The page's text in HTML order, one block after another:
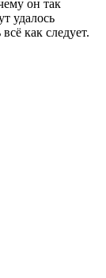
он так
удалось
как следует.